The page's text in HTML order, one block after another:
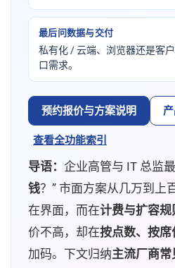
最后问数据与交付
私有化 / 云端、浏览器还是客
口需求。
预约报价与方案说明
查看全功能索引
导语： 企业高管与 IT 总监
钱？” 市面方案从几万到上
在界面，而在计费与扩容规
价不高，却在按点数、按席
加码。下文归纳主流厂商